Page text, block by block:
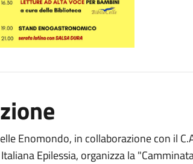
Enomondo, in collaborazione con il
Epilessia, organizza la